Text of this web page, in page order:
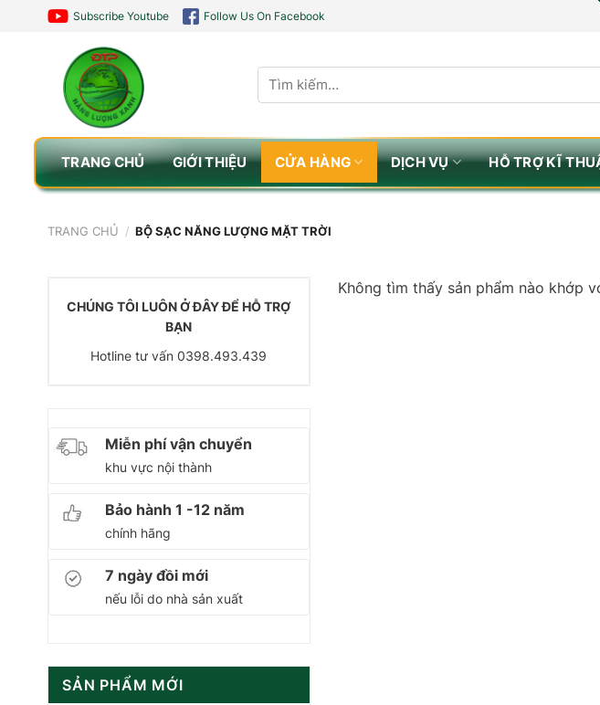
Chuyển
Subscribe Youtube Follow Us On Facebook
Tìm
kiếm:
TRANG CHỦ GIỚI THIỆU CỬA HÀNG DỊCH VỤ HỖ TRỢ KĨ
TRANG CHỦ / BỘ SẠC NĂNG LƯỢNG MẶT TRỜI
CHÚNG TÔI LUÔN Ở ĐÂY ĐỂ HỖ TRỢ
BẠN
Hotline tư vấn 0398.493.439
Miễn phí vận chuyển
khu vực nội thành
Bảo hành 1 -12 năm
chính hãng
7 ngày đồi mới
nếu lỗi do nhà sản xuất
SẢN PHẨM MỚI
Không tìm thấy sản phẩm nào khớp